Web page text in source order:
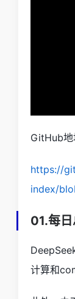
GitHub地
https://
index/
01.每
计算和